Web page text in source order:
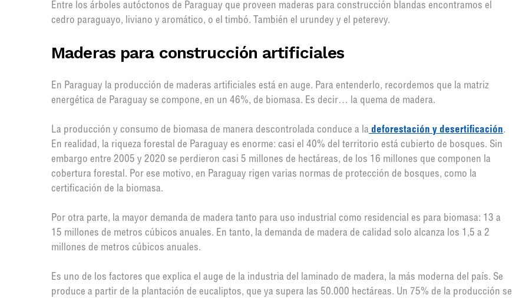
Entre los árboles autóctonos de Paraguay que proveen maderas para construcción blandas encontramos el
cedro paraguayo, liviano y aromático, o el timbó. También el urundey y el peterevy.
Maderas para construcción artificiales
En Paraguay la producción de maderas artificiales está en auge. Para entenderlo, recordemos que la matriz
energética de Paraguay se compone, en un 46%, de biomasa. Es decir… la quema de madera.
La producción y consumo de biomasa de manera descontrolada conduce a la deforestación y desertificación.
En realidad, la riqueza forestal de Paraguay es enorme: casi el 40% del territorio está cubierto de bosques. Sin
embargo entre 2005 y 2020 se perdieron casi 5 millones de hectáreas, de los 16 millones que componen la
cobertura forestal. Por ese motivo, en Paraguay rigen varias normas de protección de bosques, como la
certificación de la biomasa.
Por otra parte, la mayor demanda de madera tanto para uso industrial como residencial es para biomasa: 13 a
15 millones de metros cúbicos anuales. En tanto, la demanda de madera de calidad solo alcanza los 1,5 a 2
millones de metros cúbicos anuales.
Es uno de los factores que explica el auge de la industria del laminado de madera, la más moderna del país. Se
produce a partir de la plantación de eucaliptos, que ya supera las 50.000 hectáreas. Un 75% de la producción se